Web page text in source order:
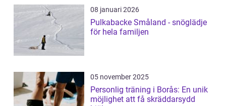
08 januari 2026
Pulkabacke Småland - snöglädje
för hela familjen
05 november 2025
Personlig träning i Borås: En unik
möjlighet att få skräddarsydd